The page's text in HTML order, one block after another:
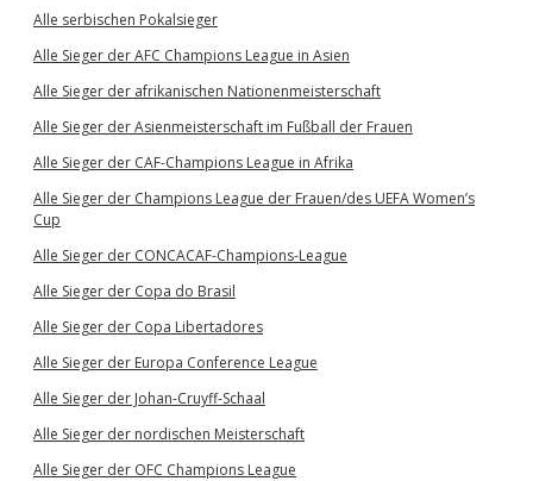
Alle serbischen Pokalsieger
Alle Sieger der AFC Champions League in Asien
Alle Sieger der afrikanischen Nationenmeisterschaft
Alle Sieger der Asienmeisterschaft im Fußball der Frauen
Alle Sieger der CAF-Champions League in Afrika
Alle Sieger der Champions League der Frauen/des UEFA Women’s
Cup
Alle Sieger der CONCACAF-Champions-League
Alle Sieger der Copa do Brasil
Alle Sieger der Copa Libertadores
Alle Sieger der Europa Conference League
Alle Sieger der Johan-Cruyff-Schaal
Alle Sieger der nordischen Meisterschaft
Alle Sieger der OFC Champions League